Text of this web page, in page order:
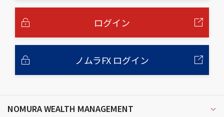
ログイン
ノムラFX ログイン
NOMURA WEALTH MANAGEMENT